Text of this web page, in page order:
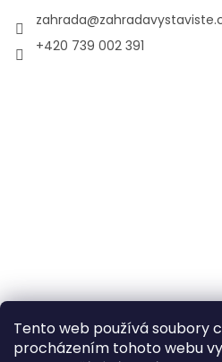
Tento web používá soubory
procházením tohoto webu
zahrada@
+420 739 002 391